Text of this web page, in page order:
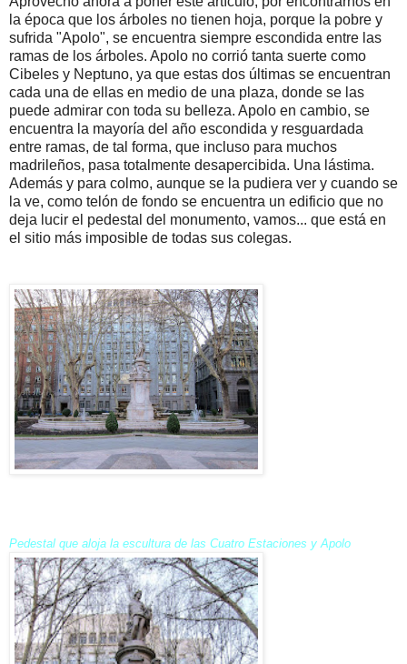
la época que los árboles no tienen hoja, porque la pobre y
sufrida "Apolo", se encuentra siempre escondida entre las
ramas de los árboles. Apolo no corrió tanta suerte como
Cibeles y Neptuno, ya que estas dos últimas se encuentran
cada una de ellas en medio de una plaza, donde se las
puede admirar con toda su belleza. Apolo en cambio, se
encuentra la mayoría del año escondida y resguardada
entre ramas, de tal forma, que incluso para muchos
madrileños, pasa totalmente desapercibida. Una lástima.
Además y para colmo, aunque se la pudiera ver y cuando se
la ve, como telón de fondo se encuentra un edificio que no
deja lucir el pedestal del monumento, vamos... que está en
el sitio más imposible de todas sus colegas.
Pedestal que aloja la escultura de las Cuatro Estaciones y Apolo